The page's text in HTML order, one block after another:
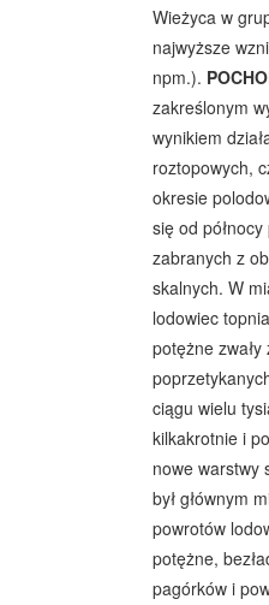
Wieżyca w
najwyższe
npm.).
zakreślonym
wynikiem
roztopowych,
okresie
się od
zabranych z
skalnych. W
lodowiec
potężne
ciągu wielu
kilkakrotnie i
nowe warstwy
był głównym
powrotów
potężne,
pagórków i